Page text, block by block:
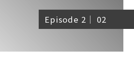
Episode 2｜ 02